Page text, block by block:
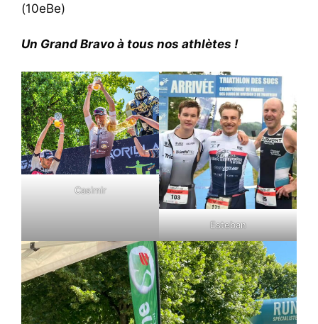
(10eBe)
Un Grand Bravo à tous nos athlètes !
Casimir
Esteban